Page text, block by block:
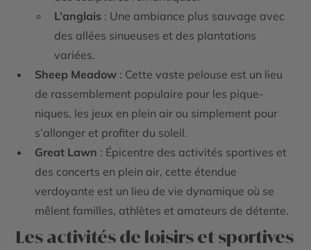
L’anglais : Une ambiance plus sauvage avec
des allées sinueuses et des plantations
variées.
Sheep Meadow : Cette vaste pelouse est un lieu
de rassemblement populaire pour les pique-
niques, les jeux en plein air ou simplement pour
s’allonger et profiter du soleil.
Great Lawn : Épicentre des activités sportives et
des concerts en plein air, cette étendue
verdoyante est un lieu de vie dynamique où se
mêlent familles, athlètes et amateurs de détente.
Les activités de loisirs et sportives